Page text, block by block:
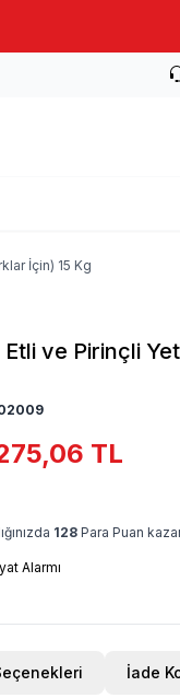
İçin) 15 Kg
ve Pirinçli
TL
128 Para Puan
Alarmı
İade